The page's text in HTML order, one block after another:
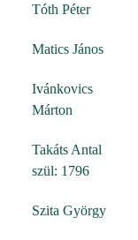
Tóth Péter
Matics János
Ivánkovics
Márton
Takáts Antal
szül: 1796
Szita György